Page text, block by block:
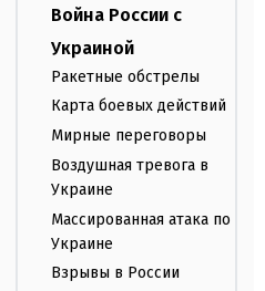
Война России с
Украиной
Ракетные обстрелы
Карта боевых действий
Мирные переговоры
Воздушная тревога в
Украине
Массированная атака по
Украине
Взрывы в России